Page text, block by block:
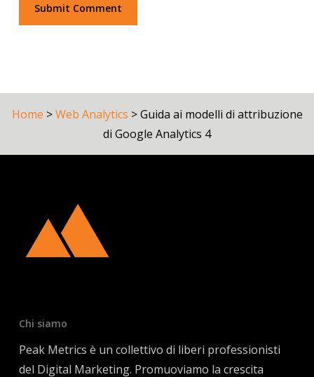
Home >Web Analytics >Guida ai modelli di attribuzione
di Google Analytics 4
Chi siamo
Peak Metrics è un collettivo di liberi professionisti
del Digital Marketing. Promuoviamo la crescita